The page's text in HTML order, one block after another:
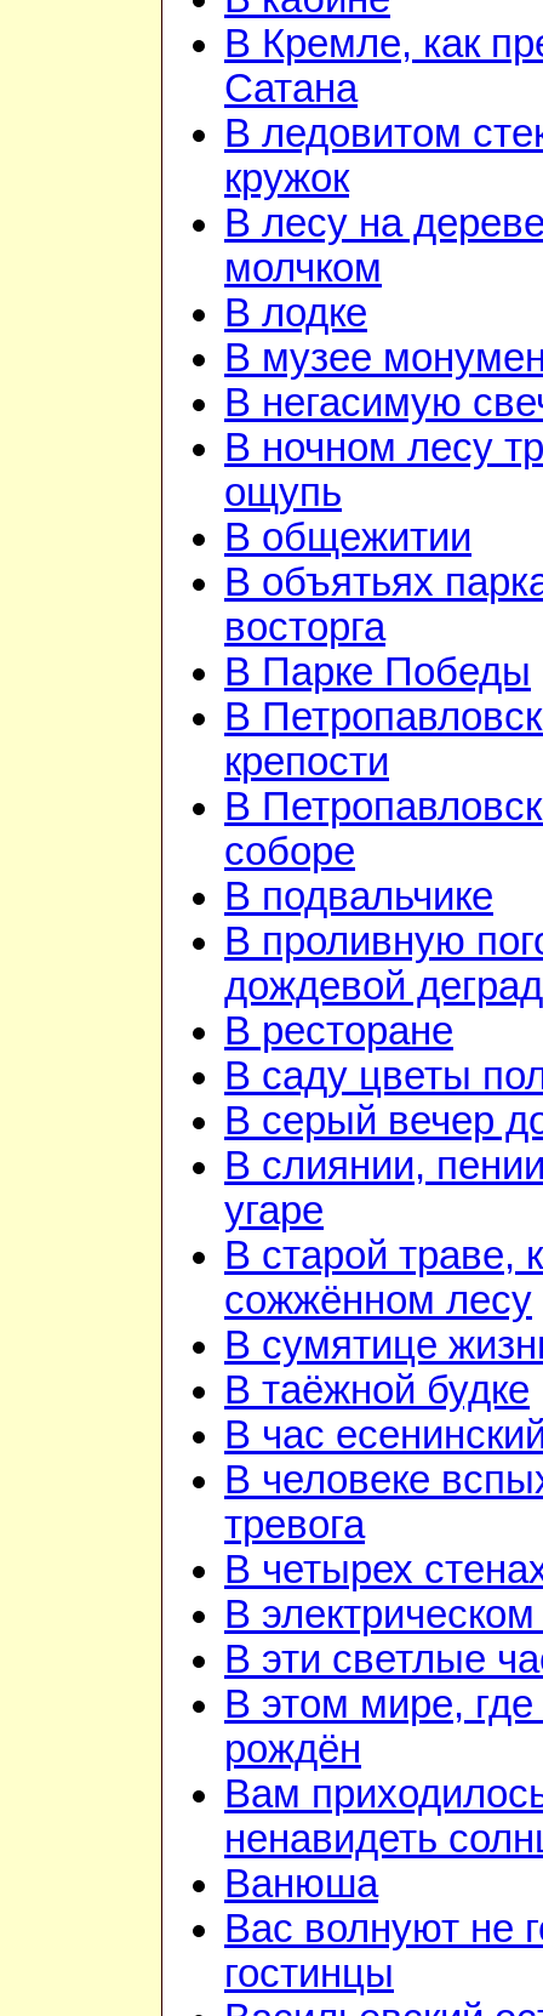
В Кремле, как
Сатана
В ледовитом
кружок
В лесу на
молчком
В лодке
В музее
В негасимую
В ночном лесу
ощупь
В общежитии
В объятьях
восторга
В Парке Победы
В
крепости
В
соборе
В подвальчике
В проливную
дождевой
В ресторане
В саду цветы
В серый вечер
В слиянии,
угаре
В старой траве,
сожжённом лесу
В сумятице
В таёжной будке
В час
В человеке
тревога
В четырех
В
В эти светлые
В этом мире,
рождён
Вам
ненавидеть
Ванюша
Вас волнуют не
гостинцы